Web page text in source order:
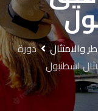
والامتثال
دورة
اسطنبول